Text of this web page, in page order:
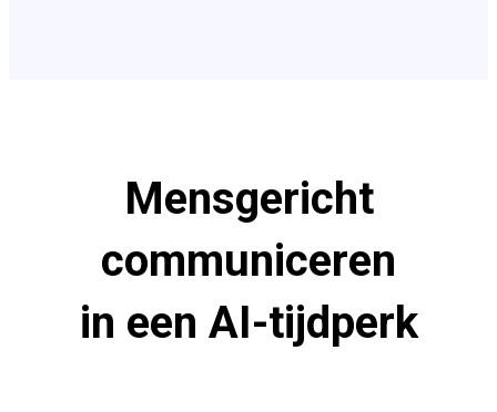
Mensgericht
communiceren
in een AI-tijdperk